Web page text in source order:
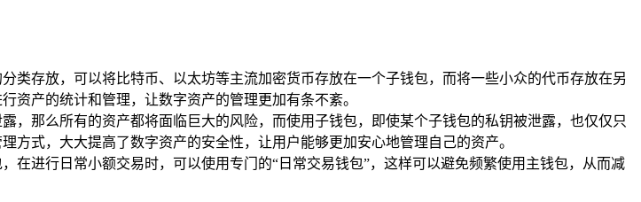
类存放，可以将比特币、以太坊等主流加密货币存放在一个子钱包，而将一些小众的代币存放在另
资产的统计和管理，让数字资产的管理更加有条不紊。
，那么所有的资产都将面临巨大的风险，而使用子钱包，即使某个子钱包的私钥被泄露，也仅仅只
式，大大提高了数字资产的安全性，让用户能够更加安心地管理自己的资产。
在进行日常小额交易时，可以使用专门的“日常交易钱包”，这样可以避免频繁使用主钱包，从而减